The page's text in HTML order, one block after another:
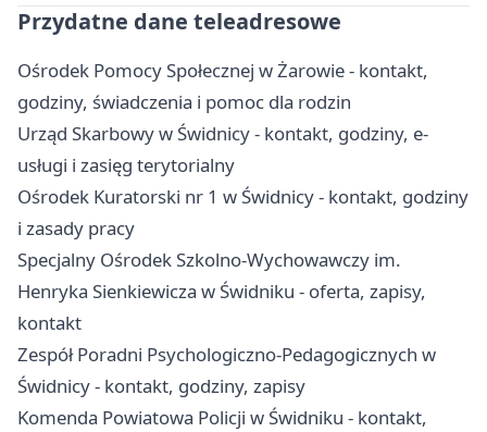
Przydatne dane teleadresowe
Ośrodek Pomocy Społecznej w Żarowie - kontakt,
godziny, świadczenia i pomoc dla rodzin
Urząd Skarbowy w Świdnicy - kontakt, godziny, e-
usługi i zasięg terytorialny
Ośrodek Kuratorski nr 1 w Świdnicy - kontakt, godziny
i zasady pracy
Specjalny Ośrodek Szkolno-Wychowawczy im.
Henryka Sienkiewicza w Świdniku - oferta, zapisy,
kontakt
Zespół Poradni Psychologiczno-Pedagogicznych w
Świdnicy - kontakt, godziny, zapisy
Komenda Powiatowa Policji w Świdniku - kontakt,